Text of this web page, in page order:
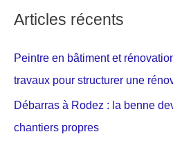
Articles récents
Peintre en bâtiment et
travaux pour structurer une
Débarras à Rodez : la benne
chantiers propres